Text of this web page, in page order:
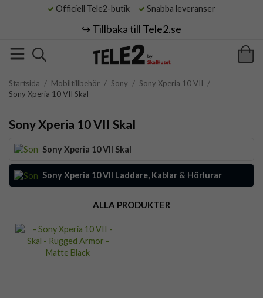
Officiell Tele2-butik Snabba leveranser
↪️ Tillbaka till Tele2.se
Startsida / Mobiltillbehör / Sony / Sony Xperia 10 VII /
Sony Xperia 10 VII Skal
Sony Xperia 10 VII Skal
Sony Xperia 10 VII Skal
Sony Xperia 10 VII Laddare, Kablar & Hörlurar
ALLA PRODUKTER